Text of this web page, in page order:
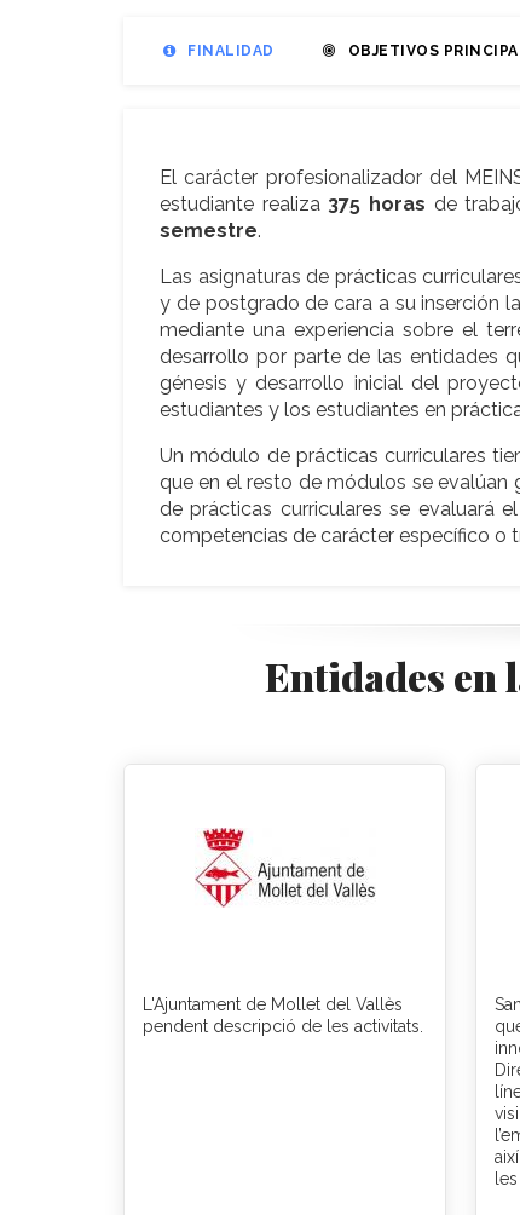
FINALIDAD OBJETIVOS
El carácter profesionalizador del
estudiante realiza 375 horas de
semestre.
Las asignaturas de prácticas
y de postgrado de cara a su inserción
mediante una experiencia sobre el
desarrollo por parte de las entidades
génesis y desarrollo inicial del
estudiantes y los estudiantes en
Un módulo de prácticas curriculares
que en el resto de módulos se
de prácticas curriculares se evaluará
competencias de carácter específico o
Entidades en
L'Ajuntament de Mollet del Vallès
pendent descripció de les activitats.